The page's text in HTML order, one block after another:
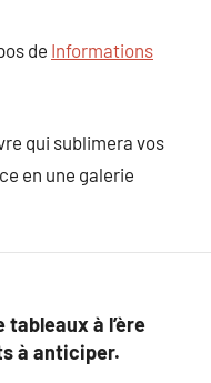
de Informations
qui sublimera vos
en une galerie
tableaux à l’ère
à anticiper.